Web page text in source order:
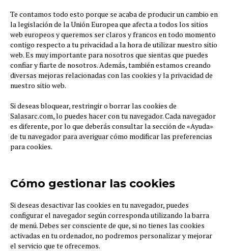
Te contamos todo esto porque se acaba de producir un cambio en
la legislación de la Unión Europea que afecta a todos los sitios
web europeos y queremos ser claros y francos en todo momento
contigo respecto a tu privacidad a la hora de utilizar nuestro sitio
web. Es muy importante para nosotros que sientas que puedes
confiar y fiarte de nosotros. Además, también estamos creando
diversas mejoras relacionadas con las cookies y la privacidad de
nuestro sitio web.
Si deseas bloquear, restringir o borrar las cookies de
Salasarc.com, lo puedes hacer con tu navegador. Cada navegador
es diferente, por lo que deberás consultar la sección de «Ayuda»
de tu navegador para averiguar cómo modificar las preferencias
para cookies.
Cómo gestionar las cookies
Si deseas desactivar las cookies en tu navegador, puedes
configurar el navegador según corresponda utilizando la barra
de menú. Debes ser consciente de que, si no tienes las cookies
activadas en tu ordenador, no podremos personalizar y mejorar
el servicio que te ofrecemos.